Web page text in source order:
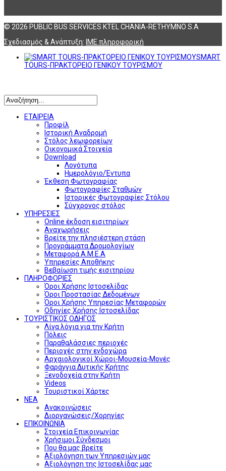
© 2026 PUBLIC BUS SERVICES KTEL CHANIA-RETHYMNO S.A
Σχεδιασμός & Ανάπτυξη: ΙΜΕ πληροφορική
SMART
TOURS-ΠΡΑΚΤΟΡΕΙΟ ΓΕΝΙΚΟΥ ΤΟΥΡΙΣΜΟΥ
ΕΤΑΙΡΕΙΑ
Προφίλ
Ιστορική Αναδρομή
Στόλος λεωφορείων
Οικονομικά Στοιχεία
Download
Λογότυπα
Ημερολόγιο/Έντυπα
Έκθεση Φωτογραφίας
Φωτογραφίες Σταθμών
Ιστορικές Φωτογραφίες Στόλου
Σύγχρονος στόλος
ΥΠΗΡΕΣΙΕΣ
Online έκδοση εισιτηρίων
Αναχωρήσεις
Βρείτε την πλησιέστερη στάση
Προγράμματα Δρομολογίων
Μεταφορά Α.Μ.Ε.Α
Υπηρεσίες Αποθήκης
Βεβαίωση τιμής εισιτηρίου
ΠΛΗΡΟΦΟΡΙΕΣ
Όροι Χρήσης Ιστοσελίδας
Όροι Προστασίας Δεδομένων
Όροι Χρήσης Υπηρεσίας Μεταφορών
Οδηγίες Χρήσης Ιστοσελίδας
ΤΟΥΡΙΣΤΙΚΟΣ ΟΔΗΓΟΣ
Λίγα λόγια για την Κρήτη
Πόλεις
Παραθαλάσσιες περιοχές
Περιοχές στην ενδοχώρα
Αρχαιολογικοί Χώροι-Μουσεία-Μονές
Φαράγγια Δυτικής Κρήτης
Ξενοδοχεία στην Κρήτη
Videos
Τουριστικοί Χάρτες
ΝΕΑ
Ανακοινώσεις
Διοργανώσεις/Χορηγίες
ΕΠΙΚΟΙΝΩΝΙΑ
Στοιχεία Επικοινωνίας
Χρήσιμοι Σύνδεσμοι
Που θα μας βρείτε
Αξιολόγηση των Υπηρεσιών μας
Αξιολόγηση της Ιστοσελίδας μας